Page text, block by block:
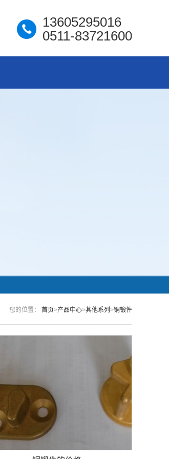
13605295016
0511-83721600
您的位置： 首页>产品中心>其他系列 >铜锻件